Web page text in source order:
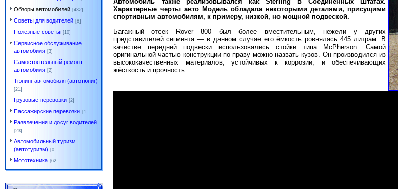
Обзоры автомобилей [432]
Советы для водителей [8]
Полезные советы [10]
Сервисное обслуживание
автомобиля [3]
Самостоятельный ремонт
автомобиля [2]
Тюнинг автомобиля (автотюниг)
[21]
Грузовые перевозки [2]
Пассажирские перевозки [1]
Развлечения и досуг водителей
[23]
Автомобильный туризм
(автотуризм) [0]
Мототехника [62]
Характерные черты авто Модель обладала некоторыми деталями, присущими
спортивным автомобилям, к примеру, низкой, но мощной подвеской.
Багажный отсек Rover 800 был более вместительным, нежели у других
представителей сегмента — в данном случае его ёмкость ровнялась 445 литрам. В
качестве передней подвески использовались стойки типа McPherson. Самой
оригинальной частью конструкции по праву можно назвать кузов. Он производился из
высококачественных материалов, устойчивых к коррозии, и обеспечивающих
жёсткость и прочность.